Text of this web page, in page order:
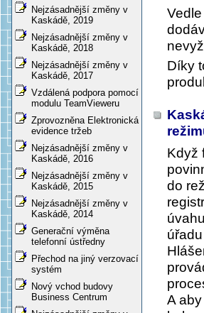
Nejzásadnější změny v
Kaskádě, 2019
Nejzásadnější změny v
Kaskádě, 2018
Nejzásadnější změny v
Kaskádě, 2017
Vzdálená podpora pomocí
modulu TeamVieweru
Zprovozněna Elektronická
evidence tržeb
Nejzásadnější změny v
Kaskádě, 2016
Nejzásadnější změny v
Kaskádě, 2015
Nejzásadnější změny v
Kaskádě, 2014
Generační výměna
telefonní ústředny
Přechod na jiný verzovací
systém
Nový vchod budovy
Business Centrum
Díky
Když
do
A